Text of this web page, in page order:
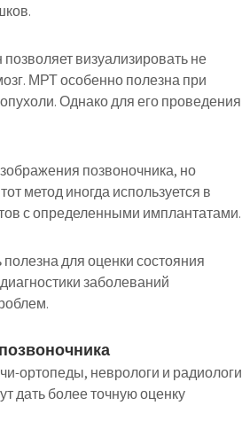
визуализировать не
МРТ особенно полезна при
Однако для его проведения
позвоночника, но
метод иногда используется в
с определенными имплантатами.
для оценки состояния
заболеваний
ортопеды, неврологи и радиологи
дать более точную оценку